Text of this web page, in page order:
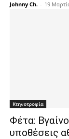
Johnny Ch. - 19
Κτηνοτροφία
Φέτα:
υποθέσεις